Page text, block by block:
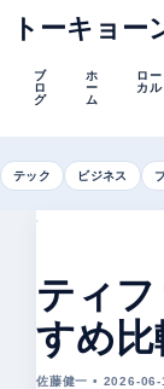
トーキョー
ブ
ロ
グ
ホ
ー
ム
ロー
カル
テック ビジネス
ティ
すめ比
佐藤健一 • 2026-